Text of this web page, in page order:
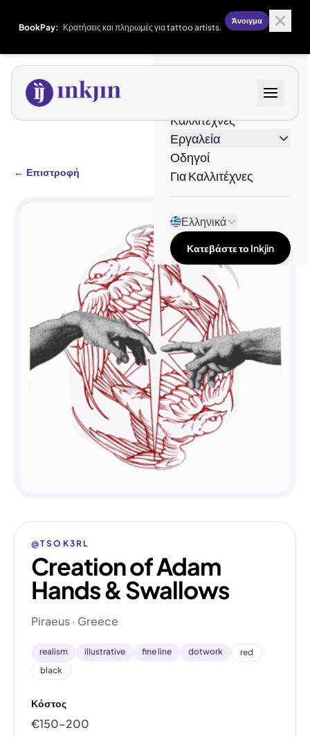
BookPay: Κρατήσεις και πληρωμές για tattoo artists.
Άνοιγμα
Καλλιτέχνες
Εργαλεία
Οδηγοί
Για Καλλιτέχνες
Ελληνικά
Κατεβάστε το Inkjin
← Επιστροφή
@TSOK3RL
Creation of Adam
Hands & Swallows
Piraeus · Greece
realism illustrative fine line dotwork
red
black
Κόστος
€150–200